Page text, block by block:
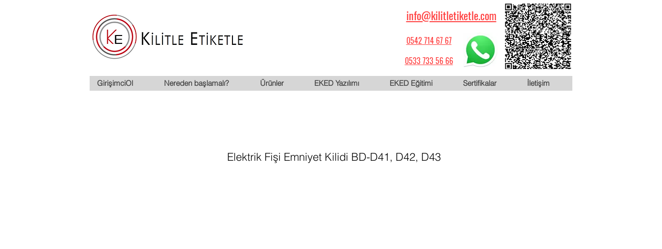
info@kilitletiketle.com
0542 714 67 67
0533 733 56 66
GirişimciOl Nereden başlamalı? Ürünler EKED Yazılımı EKED Eğitimi Sertifikalar İletişim
Elektrik Fişi Emniyet Kilidi BD-D41, D42, D43